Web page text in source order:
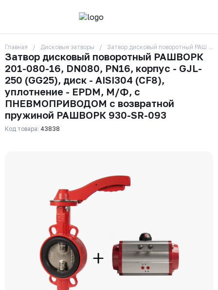
О компании
Контакты
Бренды
Отзывы
Сотрудники
Вакансии
Доставка
Оплата
Вопрос-ответ
+7 (495) 215-24-81
Заказать звонок
zakaz325@ks-rus.com
Email для связи
Одинцово, Внуковская 9, пав. 31
Пункт выдачи заказов
Главная Дисковые затворы Затвор дисковый поворотный
Затвор дисковый поворотный РАШВОРК
201-080-16, DN080, PN16, корпус - GJL-
250 (GG25), диск - AISI304 (CF8),
уплотнение - EPDM, М/Ф, с
ПНЕВМОПРИВОДОМ с возвратной
пружиной РАШВОРК 930-SR-093
Код товара: 43838